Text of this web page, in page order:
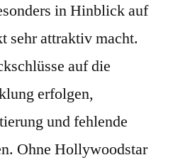
in Hinblick auf
sehr attraktiv macht.
auf die
erfolgen,
und fehlende
Ohne Hollywoodstar